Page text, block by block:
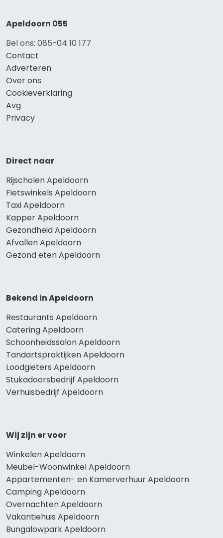
Apeldoorn 055
Bel ons: 085-04 10 177
Contact
Adverteren
Over ons
Cookieverklaring
Avg
Privacy
Direct naar
Rijscholen Apeldoorn
Fietswinkels Apeldoorn
Taxi Apeldoorn
Kapper Apeldoorn
Gezondheid Apeldoorn
Afvallen Apeldoorn
Gezond eten Apeldoorn
Bekend in Apeldoorn
Restaurants Apeldoorn
Catering Apeldoorn
Schoonheidssalon Apeldoorn
Tandartspraktijken Apeldoorn
Loodgieters Apeldoorn
Stukadoorsbedrijf Apeldoorn
Verhuisbedrijf Apeldoorn
Wij zijn er voor
Winkelen Apeldoorn
Meubel-Woonwinkel Apeldoorn
Appartementen- en Kamerverhuur Apeldoorn
Camping Apeldoorn
Overnachten Apeldoorn
Vakantiehuis Apeldoorn
Bungalowpark Apeldoorn